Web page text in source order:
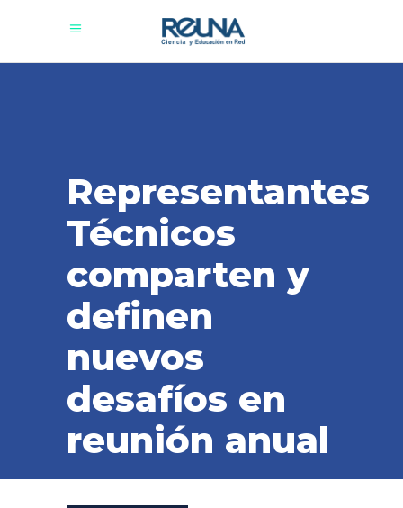
Representantes
Técnicos
comparten y
definen
nuevos
desafíos en
reunión anual